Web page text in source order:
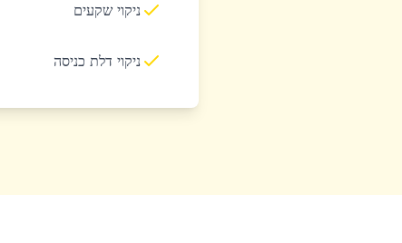
ניקוי שקעים
ניקוי דלת כניסה